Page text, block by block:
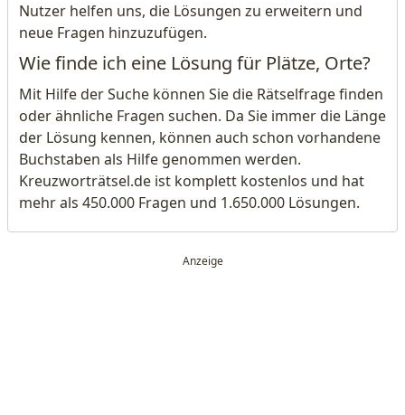
Nutzer helfen uns, die Lösungen zu erweitern und
neue Fragen hinzuzufügen.
Wie finde ich eine Lösung für Plätze, Orte?
Mit Hilfe der Suche können Sie die Rätselfrage finden
oder ähnliche Fragen suchen. Da Sie immer die Länge
der Lösung kennen, können auch schon vorhandene
Buchstaben als Hilfe genommen werden.
Kreuzworträtsel.de ist komplett kostenlos und hat
mehr als 450.000 Fragen und 1.650.000 Lösungen.